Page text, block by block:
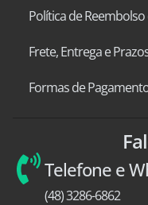
Política de
Frete, Entrega e
Formas de
Telefone e
(48) 3286-6862